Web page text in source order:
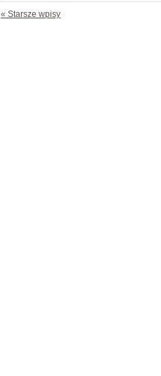
« Starsze wpisy